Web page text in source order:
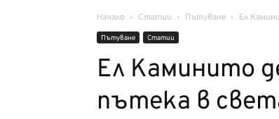
Начало Статии Пътуване Ел
Пътуване Статии
Ел Каминито
пътека в